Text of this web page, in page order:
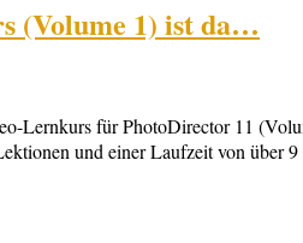
(Volume 1) ist da…
für PhotoDirector 11
und einer Laufzeit von